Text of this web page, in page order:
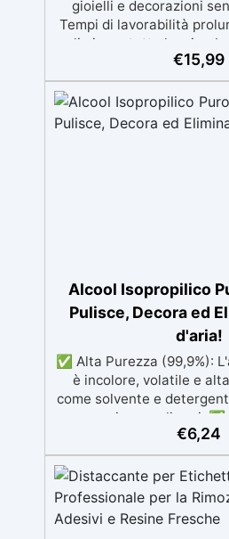
gioielli e decorazioni
Tempi di lavorabilità
eliminare tutte le
resistente
2mm fino a 2 cm,
per risultati impeccabili.
coloranti in pasta o
personalizzazioni uniche
€15,99
Alcool Isopropilico
Pulisce, Decora ed
d'aria!
✅ Alta Purezza (99,9%):
è incolore, volatile e
come solvente e
con resine e polimeri. ✅
Rimuove facilmente
resine e superfici
perfetto per
attrezzature. ✅ Effetti
sulla resina, aiuta a
a creare effetti decorativi
€6,24